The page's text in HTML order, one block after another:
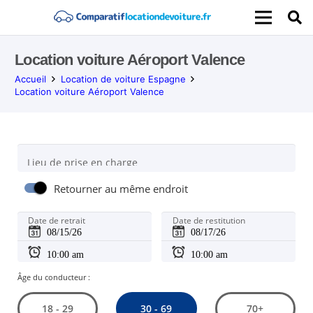
Location voiture Aéroport Valence
Accueil
Location de voiture Espagne
Location voiture Aéroport Valence
Lieu de prise en charge
Retourner au même endroit
Date de retrait Date de restitution
Âge du conducteur :
18 - 29 30 - 69 70+